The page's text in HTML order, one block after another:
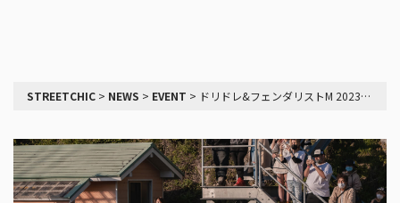
STREETCHIC > NEWS > EVENT > ドリドレ&フェンダリストM 2023の開催告知